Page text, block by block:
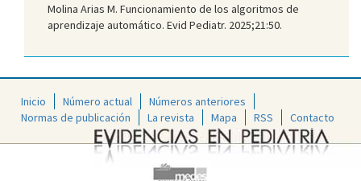
Molina Arias M. Funcionamiento de los algoritmos de
aprendizaje automático. Evid Pediatr. 2025;21:50.
Inicio Número actual
Números anteriores
Normas de publicación
La revista Mapa RSS Contacto